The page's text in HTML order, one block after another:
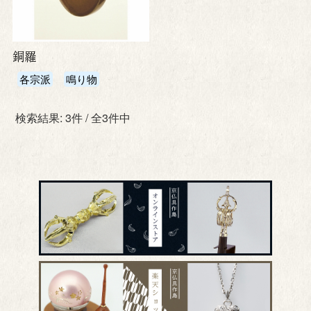
銅羅
各宗派 鳴り物
検索結果: 3件 / 全3件中